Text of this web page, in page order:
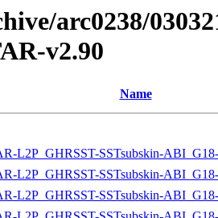
arc0238/
v2.90
Name
L2P_GHRSST-SSTsubskin-
L2P_GHRSST-SSTsubskin-
L2P_GHRSST-SSTsubskin-